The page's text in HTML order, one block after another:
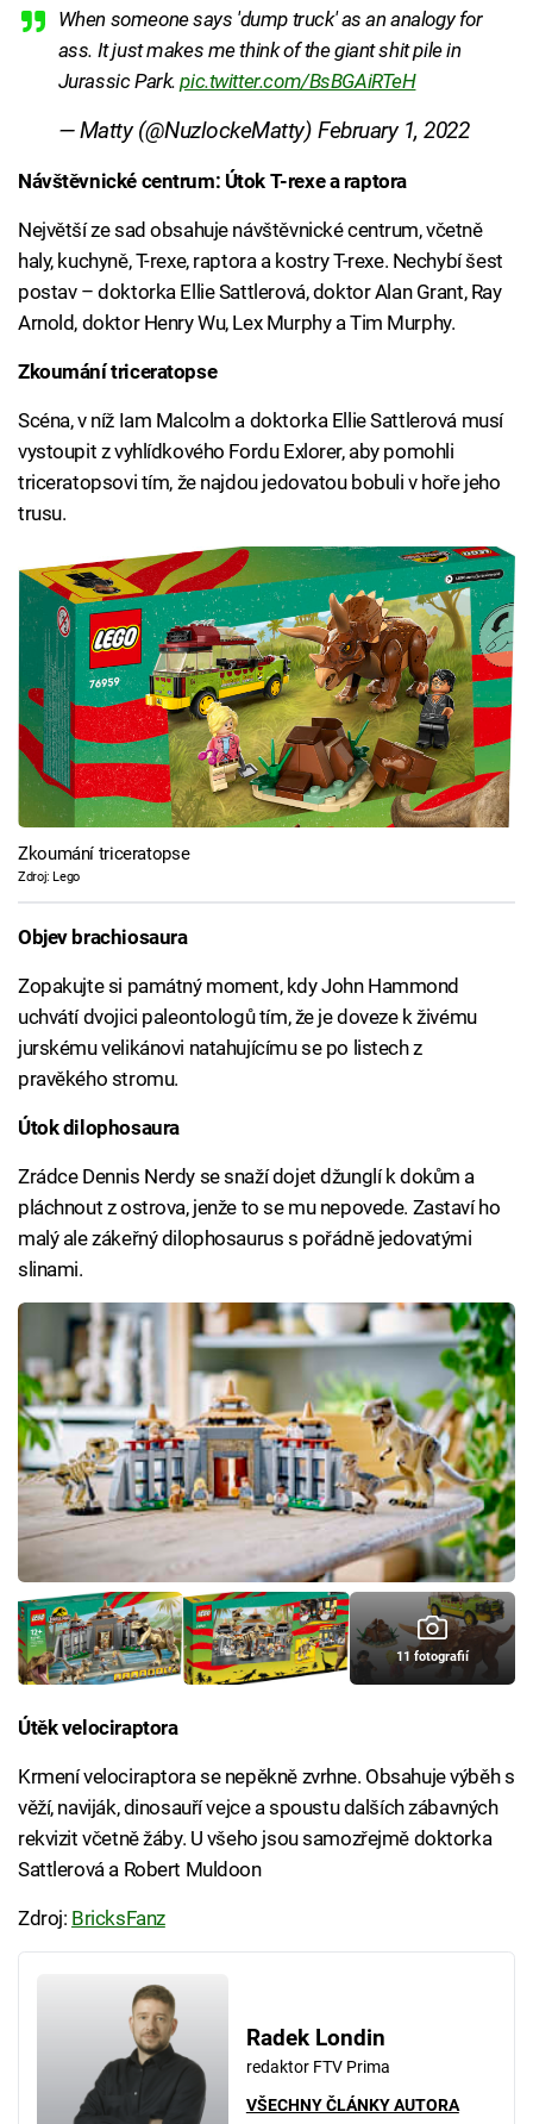
When someone says 'dump truck' as an analogy for
ass. It just makes me think of the giant shit pile in
Jurassic Park.pic.twitter.com/BsBGAiRTeH
— Matty (@NuzlockeMatty)February 1, 2022
Návštěvnické centrum: Útok T-rexe a raptora
Největší ze sad obsahuje návštěvnické centrum, včetně
haly, kuchyně, T-rexe, raptora a kostry T-rexe. Nechybí šest
postav – doktorka Ellie Sattlerová, doktor Alan Grant, Ray
Arnold, doktor Henry Wu, Lex Murphy a Tim Murphy.
Zkoumání triceratopse​
Scéna, v níž Iam Malcolm a doktorka Ellie Sattlerová musí
vystoupit z vyhlídkového Fordu Exlorer, aby pomohli
triceratopsovi tím, že najdou jedovatou bobuli v hoře jeho
trusu.
Zkoumání triceratopse​
Zdroj: Lego
Objev brachiosaura
Zopakujte si památný moment, kdy John Hammond
uchvátí dvojici paleontologů tím, že je doveze k živému
jurskému velikánovi natahujícímu se po listech z
pravěkého stromu.
Útok dilophosaura
Zrádce Dennis Nerdy se snaží dojet džunglí k dokům a
pláchnout z ostrova, jenže to se mu nepovede. Zastaví ho
malý ale zákeřný dilophosaurus s pořádně jedovatými
slinami.
11 fotografií
Útěk velociraptora
Krmení velociraptora se nepěkně zvrhne. Obsahuje výběh s
věží, naviják, dinosauří vejce a spoustu dalších zábavných
rekvizit včetně žáby. U všeho jsou samozřejmě doktorka
Sattlerová a Robert Muldoon
Zdroj: BricksFanz
Radek Londin
redaktor FTV Prima
VŠECHNY ČLÁNKY AUTORA